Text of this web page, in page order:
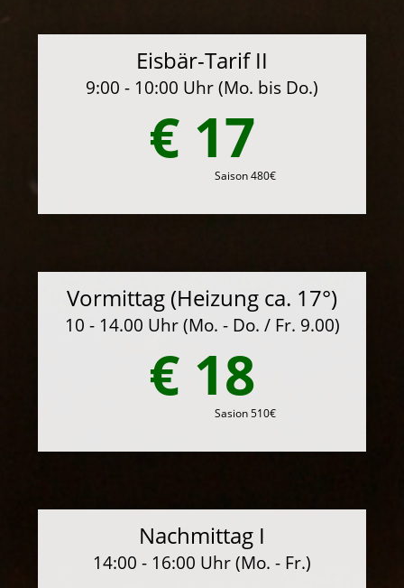
Eisbär-Tarif II
9:00 - 10:00 Uhr (Mo. bis Do.)
€ 17
Saison 480€
Vormittag (Heizung ca. 17°)
10 - 14.00 Uhr (Mo. - Do. / Fr. 9.00)
€ 18
Sasion 510€
Nachmittag I
14:00 - 16:00 Uhr (Mo. - Fr.)